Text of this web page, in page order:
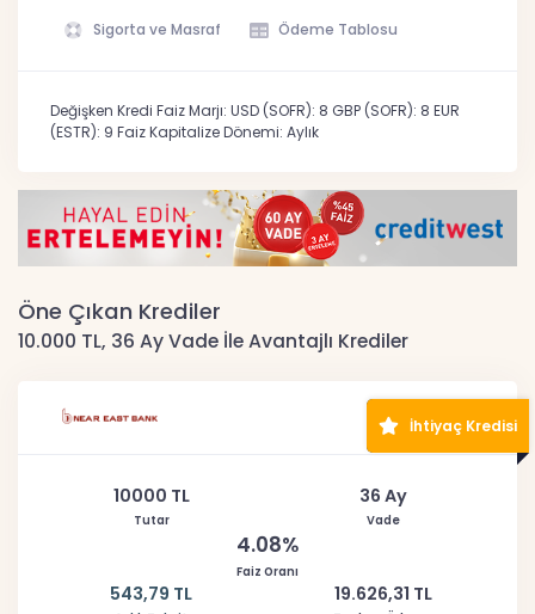
Sigorta ve Masraf Ödeme Tablosu
Değişken Kredi Faiz Marjı: USD (SOFR): 8 GBP (SOFR): 8 EUR
(ESTR): 9 Faiz Kapitalize Dönemi: Aylık
Öne Çıkan Krediler
10.000 TL, 36 Ay Vade İle Avantajlı Krediler
İhtiyaç Kredisi
10000 TL
Tutar
36 Ay
Vade
4.08%
Faiz Oranı
543,79 TL 19.626,31 TL